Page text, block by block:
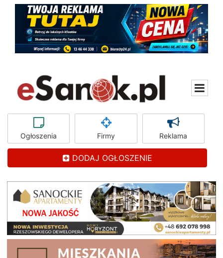
Ogłoszenia Firmy Reklama
DODAJ OGŁOSZENIE